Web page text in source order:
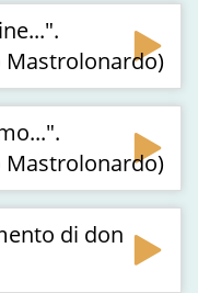
Mastrolonardo)
Mastrolonardo)
di don